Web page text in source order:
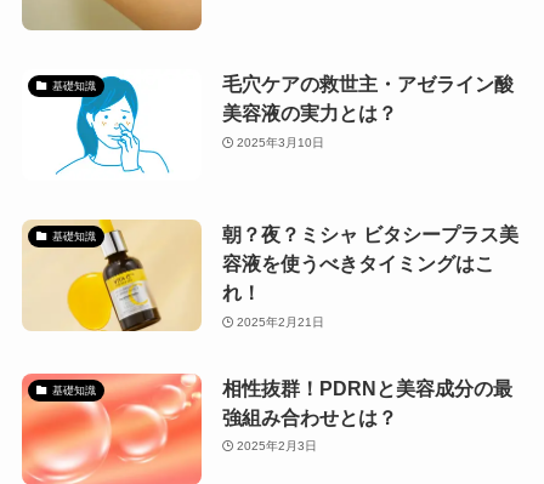
基礎知識
毛穴ケアの救世主・アゼライン酸
美容液の実力とは？
2025年3月10日
基礎知識
朝？夜？ミシャ ビタシープラス美
容液を使うべきタイミングはこ
れ！
2025年2月21日
基礎知識
相性抜群！PDRNと美容成分の最
強組み合わせとは？
2025年2月3日